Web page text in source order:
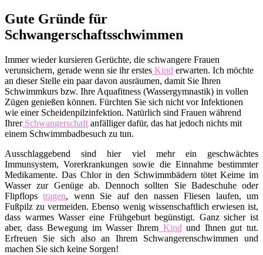
Gute Gründe für
Schwangerschaftsschwimmen
Immer wieder kursieren Gerüchte, die schwangere Frauen
verunsichern, gerade wenn sie ihr erstes Kind erwarten. Ich möchte
an dieser Stelle ein paar davon ausräumen, damit Sie Ihren
Schwimmkurs bzw. Ihre Aquafitness (Wassergymnastik) in vollen
Zügen genießen können. Fürchten Sie sich nicht vor Infektionen
wie einer Scheidenpilzinfektion. Natürlich sind Frauen während
IhrerSchwangerschaft anfälliger dafür, das hat jedoch nichts mit
einem Schwimmbadbesuch zu tun.
Ausschlaggebend sind hier viel mehr ein geschwächtes
Immunsystem, Vorerkrankungen sowie die Einnahme bestimmter
Medikamente. Das Chlor in den Schwimmbädern tötet Keime im
Wasser zur Genüge ab. Dennoch sollten Sie Badeschuhe oder
Flipflopstragen, wenn Sie auf den nassen Fliesen laufen, um
Fußpilz zu vermeiden. Ebenso wenig wissenschaftlich erwiesen ist,
dass warmes Wasser eine Frühgeburt begünstigt. Ganz sicher ist
aber, dass Bewegung im Wasser Ihrem Kind und Ihnen gut tut.
Erfreuen Sie sich also an Ihrem Schwangerenschwimmen und
machen Sie sich keine Sorgen!